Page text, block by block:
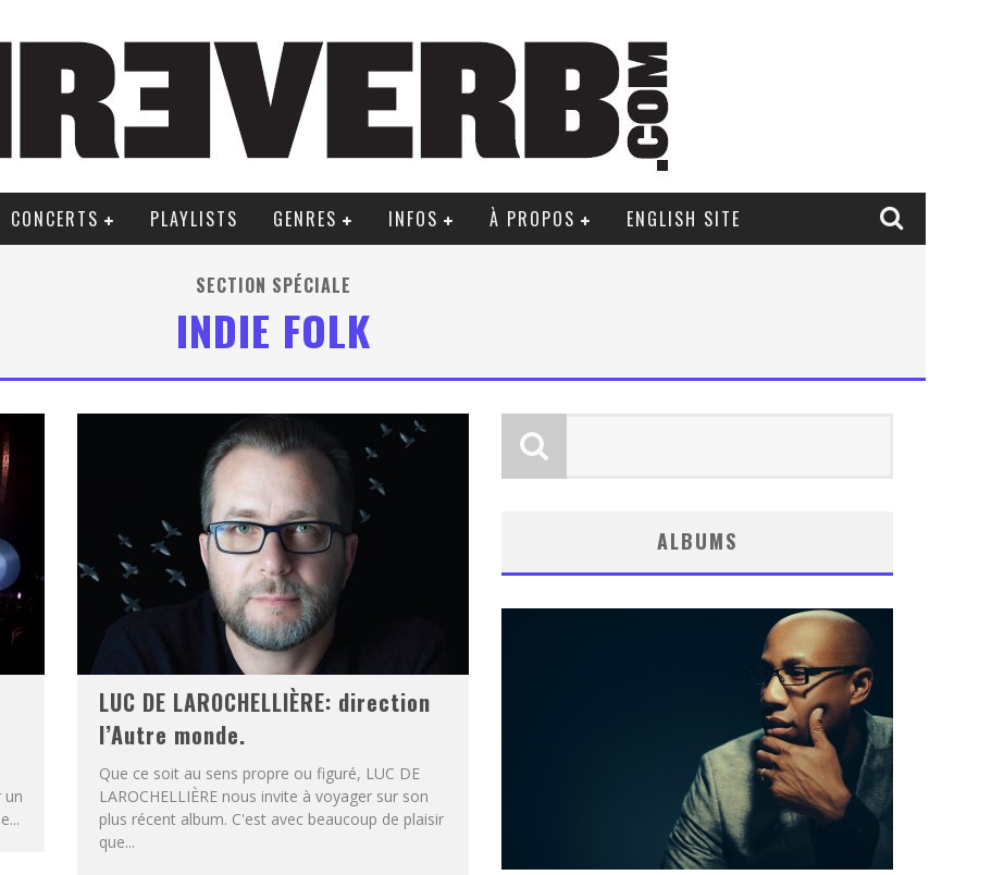
CONCERTS PLAYLISTS GENRES INFOS À PROPOS ENGLISH SITE
SECTION SPÉCIALE
INDIE FOLK
un
LUC DE LAROCHELLIÈRE: direction
l’Autre monde.
Que ce soit au sens propre ou figuré, LUC DE
LAROCHELLIÈRE nous invite à voyager sur son
plus récent album. C'est avec beaucoup de plaisir
que...
ALBUMS